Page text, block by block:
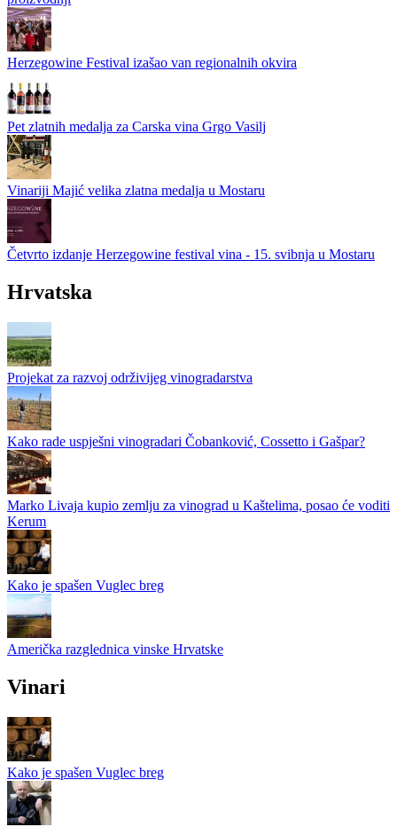
Herzegowine Festival izašao van regionalnih okvira
Pet zlatnih medalja za Carska vina Grgo Vasilj
Vinariji Majić velika zlatna medalja u Mostaru
Četvrto izdanje Herzegowine festival vina - 15. svibnja u Mostaru
Hrvatska
Projekat za razvoj održivijeg vinogradarstva
Kako rade uspješni vinogradari Čobanković, Cossetto i Gašpar?
Marko Livaja kupio zemlju za vinograd u Kaštelima, posao će voditi
Kerum
Kako je spašen Vuglec breg
Američka razglednica vinske Hrvatske
Vinari
Kako je spašen Vuglec breg